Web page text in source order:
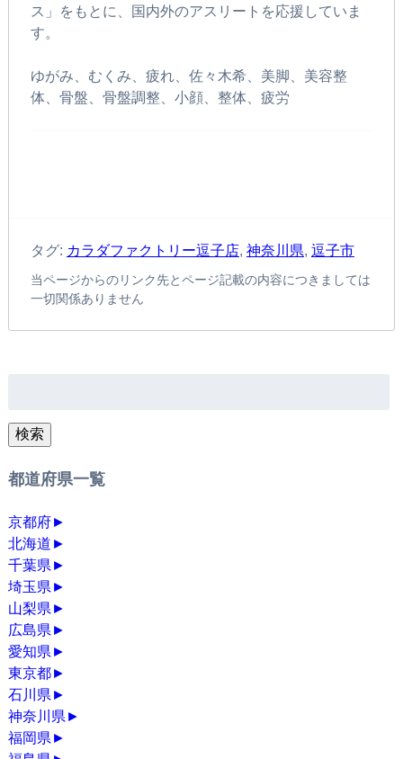
ス」をもとに、国内外のアスリートを応援していま
す。
ゆがみ、むくみ、疲れ、佐々木希、美脚、美容整
体、骨盤、骨盤調整、小顔、整体、疲労
タグ: カラダファクトリー逗子店, 神奈川県, 逗子市
当ページからのリンク先とページ記載の内容につきましては
一切関係ありません
検索
都道府県一覧
京都府►
北海道 ►
千葉県►
埼玉県►
山梨県►
広島県►
愛知県►
東京都►
石川県►
神奈川県►
福岡県►